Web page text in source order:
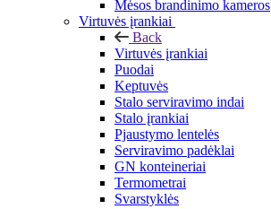
Mėsos brandinimo kameros
Virtuvės įrankiai
Back
Virtuvės įrankiai
Puodai
Keptuvės
Stalo serviravimo indai
Stalo įrankiai
Pjaustymo lentelės
Serviravimo padėklai
GN konteineriai
Termometrai
Svarstyklės